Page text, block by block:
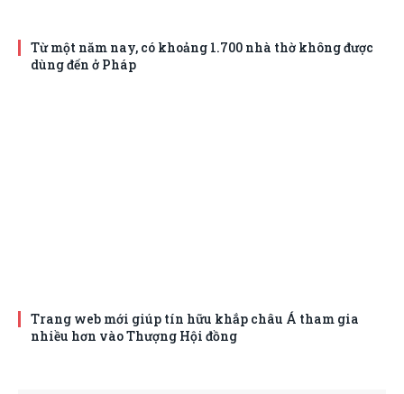
Từ một năm nay, có khoảng 1.700 nhà thờ không được
dùng đến ở Pháp
Trang web mới giúp tín hữu khắp châu Á tham gia
nhiều hơn vào Thượng Hội đồng